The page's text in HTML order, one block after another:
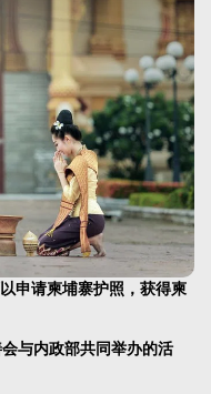
申请柬埔寨护照，获得柬
与内政部共同举办的活